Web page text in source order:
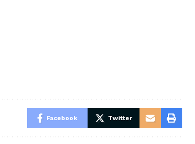
Facebook Twitter